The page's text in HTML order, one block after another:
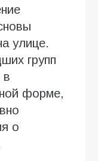
улице.
групп
в
форме,
о